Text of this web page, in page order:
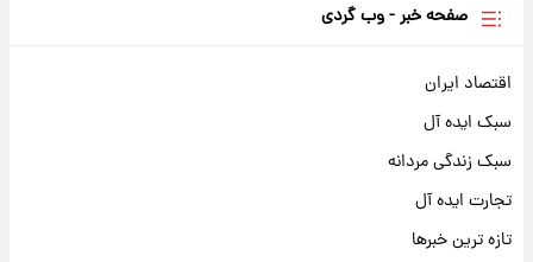
صفحه خبر - وب گردی
اقتصاد ایران
سبک ایده آل
سبک زندگی مردانه
تجارت ایده آل
تازه ترین خبرها